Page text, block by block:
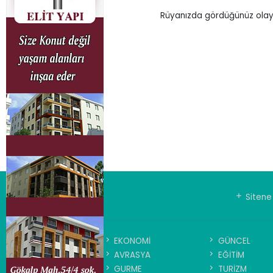
Rüyanızda gördüğünüz
Sitene
EKONOMİ
GÜNCEL
AVRASYA
EĞİTİM
GURME
TURİZM